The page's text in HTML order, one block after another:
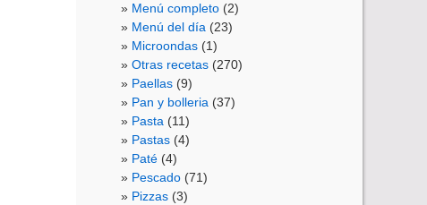
Menú completo (2)
Menú del día (23)
Microondas (1)
Otras recetas (270)
Paellas (9)
Pan y bolleria (37)
Pasta (11)
Pastas (4)
Paté (4)
Pescado (71)
Pizzas (3)